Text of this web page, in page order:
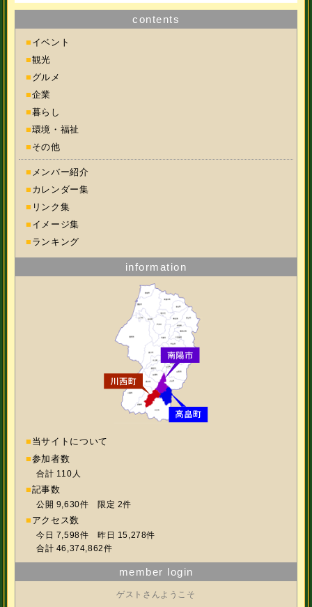
contents
■ イベント
■観光
■ グルメ
■企業
■暮らし
■環境・福祉
■ その他
■ メンバー紹介
■ カレンダー集
■ リンク集
■ イメージ集
■ ランキング
information
■ 当サイトについて
■参加者数
合計 110人
■記事数
公開 9,630件 限定 2件
■ アクセス数
今日 7,598件 昨日 15,278件
合計 46,374,862件
member login
ゲストさんようこそ